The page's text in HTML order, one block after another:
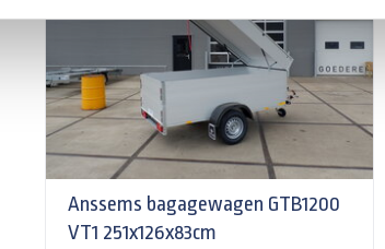
Anssems bagagewagen GTB1200
VT1 251x126x83cm